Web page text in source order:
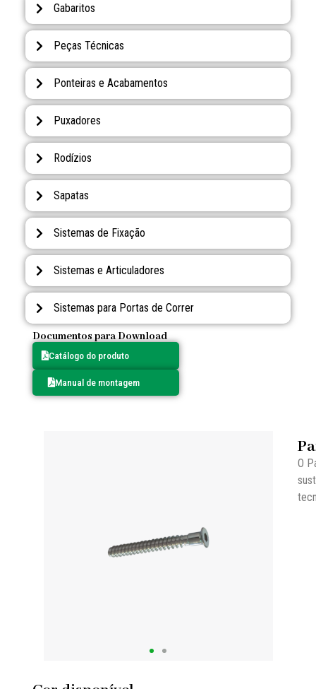
Gabaritos
Peças Técnicas
Ponteiras e Acabamentos
Puxadores
Rodízios
Sapatas
Sistemas de Fixação
Sistemas e Articuladores
Sistemas para Portas de Correr
Documentos para Download
Catálogo do produto
Manual de montagem
O